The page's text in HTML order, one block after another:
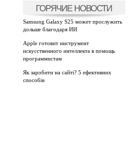
ГОРЯЧИЕ НОВОСТИ
Samsung Galaxy S25 может прослужить
дольше благодаря ИИ
Apple готовит инструмент
искусственного интеллекта в помощь
программистам
Як заробити на сайті? 5 ефективних
способів